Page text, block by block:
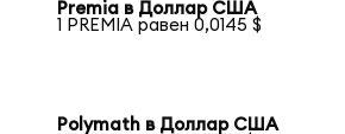
Premia в Доллар США
1 PREMIA равен 0,0145 $
Polymath в Доллар США